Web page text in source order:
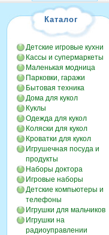
Каталог
Детские игровые кухни
Кассы и супермаркеты
Маленькая модница
Парковки, гаражи
Бытовая техника
Дома для кукол
Куклы
Одежда для кукол
Коляски для кукол
Кроватки для кукол
Игрушечная посуда и
продукты
Наборы доктора
Игровые наборы
Детские компьютеры и
телефоны
Игрушки для мальчиков
Игрушки на
радиоуправлении